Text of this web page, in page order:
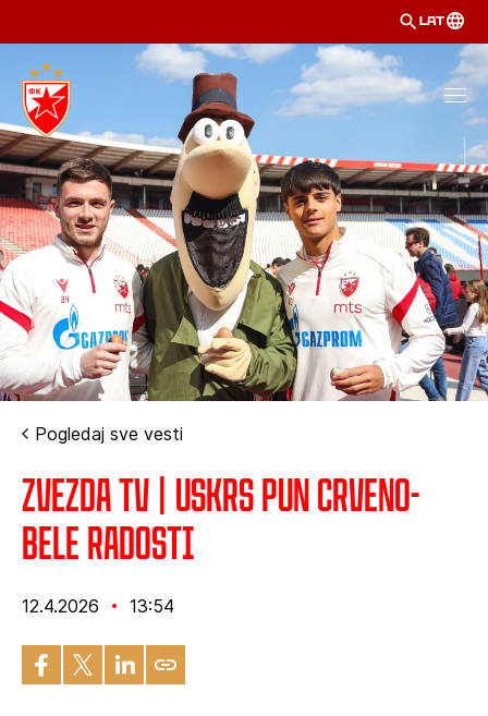
LAT
Pogledaj sve vesti
Zvezda TV | Uskrs pun crveno-
bele radosti
12.4.2026 13:54